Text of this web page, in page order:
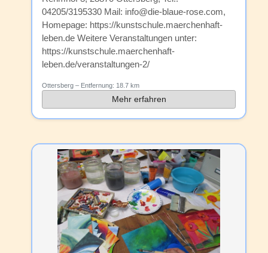
04205/3195330 Mail: info@die-blaue-rose.com,
Homepage: https://kunstschule.maerchenhaft-
leben.de Weitere Veranstaltungen unter:
https://kunstschule.maerchenhaft-
leben.de/veranstaltungen-2/
Ottersberg – Entfernung: 18.7 km
Mehr erfahren